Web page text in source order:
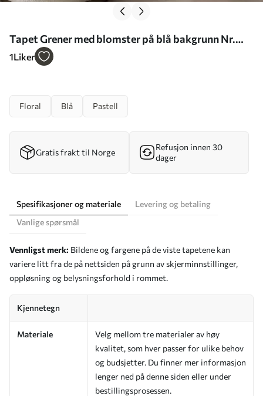
Tapet Grener med blomster på blå bakgrunn Nr.
a01155
1Liker
Floral Blå Pastell
Gratis frakt til Norge
Refusjon innen 30
dager
Spesifikasjoner og materiale
Levering og betaling
Vanlige spørsmål
Vennligst merk: Bildene og fargene på de viste tapetene kan
variere litt fra de på nettsiden på grunn av skjerminnstillinger,
oppløsning og belysningsforhold i rommet.
Kjennetegn
Materiale
Velg mellom tre materialer av høy
kvalitet, som hver passer for ulike behov
og budsjetter. Du finner mer informasjon
lenger ned på denne siden eller under
bestillingsprosessen.